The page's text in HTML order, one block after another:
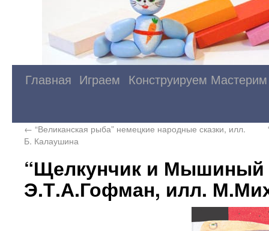
Главная Играем Конструируем Мастерим
← “Великанская рыба” немецкие народные сказки, илл.
Б. Калаушина
“Щелкунчик и Мышиный
Э.Т.А.Гофман, илл.